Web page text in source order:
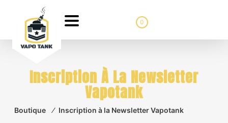
0
Inscription À La Newsletter
Vapotank
Boutique ⁄ Inscription à la Newsletter Vapotank